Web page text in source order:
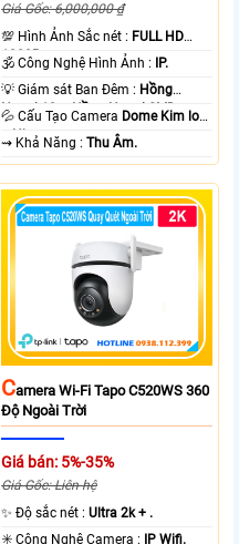
Giá Gốc: 6,000,000 ₫
💯 Hình Ảnh Sắc nét : FULL HD
1080P .
🕉️ Công Nghệ Hình Ảnh :
IP.
💡 Giám sát Ban Đêm : Hồng
Ngoại 10m Hồng Ngoại SMD.
💦 Cấu Tạo Camera Dome Kim loại
+ Nhựa.
️⇝ Khả Năng :Thu Âm.
CAmera Wi-Fi Tapo C520WS 360
Độ Ngoài Trời
Giá bán: 5%-35%
Giá Gốc: Liên hệ
✨ Độ sắc nét :Ultra 2k + .
✳️ Công Nghệ Camera : IP Wifi.